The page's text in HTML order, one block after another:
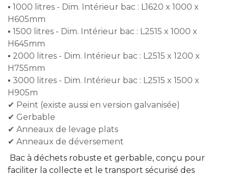
▪ 1000 litres - Dim. Intérieur bac : L1620 x 1000 x
H605mm
▪ 1500 litres - Dim. Intérieur bac : L2515 x 1000 x
H645mm
▪ 2000 litres - Dim. Intérieur bac : L2515 x 1200 x
H755mm
▪ 3000 litres - Dim. Intérieur bac : L2515 x 1500 x
H905m
✔ Peint (existe aussi en version galvanisée)
✔ Gerbable
✔ Anneaux de levage plats
✔ Anneaux de déversement
Bac à déchets robuste et gerbable, conçu pour
faciliter la collecte et le transport sécurisé des